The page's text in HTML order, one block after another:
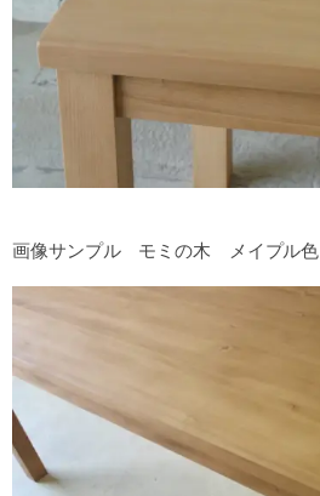
画像サンプル モミの木 メイプル色